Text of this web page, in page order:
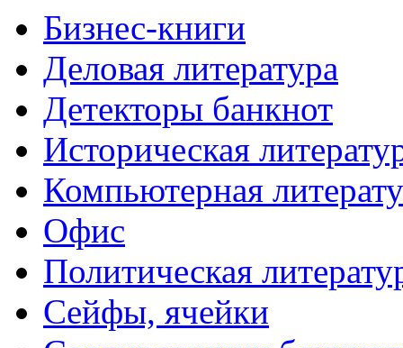
Бизнес-книги
Деловая литература
Детекторы банкнот
Историческая
Компьютерная
Офис
Политическая
Сейфы, ячейки